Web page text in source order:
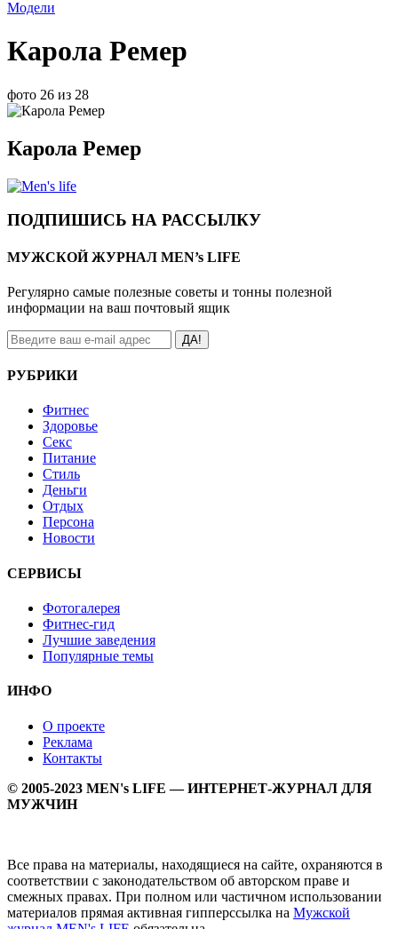
Модели
Карола Ремер
фото 26 из 28
Карола Ремер
ПОДПИШИСЬ НА РАССЫЛКУ
МУЖСКОЙ ЖУРНАЛ MEN’s LIFE
Регулярно самые полезные советы и тонны полезной
информации на ваш почтовый ящик
ДА!
РУБРИКИ
Фитнес
Здоровье
Секс
Питание
Стиль
Деньги
Отдых
Персона
Новости
СЕРВИСЫ
Фотогалерея
Фитнес-гид
Лучшие заведения
Популярные темы
ИНФО
О проекте
Реклама
Контакты
© 2005-2023 MEN's LIFE — ИНТЕРНЕТ-ЖУРНАЛ ДЛЯ
МУЖЧИН
Все права на материалы, находящиеся на сайте, охраняются в
соответствии с законодательством об авторском праве и
смежных правах. При полном или частичном использовании
материалов прямая активная гипперссылка на Мужской